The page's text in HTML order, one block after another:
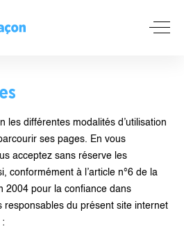
les différentes modalités d’utilisation
ses pages. En vous
acceptez sans réserve les
conformément à l’article n°6 de la
2004 pour la confiance dans
responsables du présent site internet
: